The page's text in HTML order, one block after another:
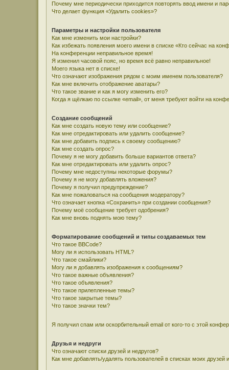
Почему мне периодически приходится повторять ввод имени и
Что делает функция «Удалить cookies»?
Параметры и настройки пользователя
Как мне изменить мои настройки?
Как избежать появления моего имени в списке «Кто сейчас на
На конференции неправильное время!
Я изменил часовой пояс, но время всё равно неправильное!
Моего языка нет в списке!
Что означают изображения рядом с моим именем пользователя?
Как мне включить отображение аватары?
Что такое звание и как я могу изменить его?
Когда я щёлкаю по ссылке «email», от меня требуют войти на
Создание сообщений
Как мне создать новую тему или сообщение?
Как мне отредактировать или удалить сообщение?
Как мне добавить подпись к своему сообщению?
Как мне создать опрос?
Почему я не могу добавить больше вариантов ответа?
Как мне отредактировать или удалить опрос?
Почему мне недоступны некоторые форумы?
Почему я не могу добавлять вложения?
Почему я получил предупреждение?
Как мне пожаловаться на сообщения модератору?
Что означает кнопка «Сохранить» при создании сообщения?
Почему моё сообщение требует одобрения?
Как мне вновь поднять мою тему?
Форматирование сообщений и типы создаваемых тем
Что такое BBCode?
Могу ли я использовать HTML?
Что такое смайлики?
Могу ли я добавлять изображения к сообщениям?
Что такое важные объявления?
Что такое объявления?
Что такое прилепленные темы?
Что такое закрытые темы?
Что такое значки тем?
Я получил спам или оскорбительный email от кого-то с этой
Друзья и недруги
Что означают списки друзей и недругов?
Как мне добавлять/удалять пользователей в списках моих друзей